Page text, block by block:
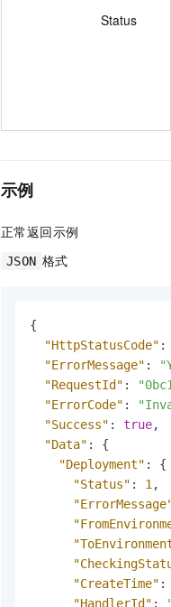
Status
示例
正常返回示例
JSON 格式
{
"HttpStatusCode" :
"ErrorMessage" :
"RequestId" :
"ErrorCode" :
"Success" : true,
"Data" :
{
"Deployment" :
{
"Status" : 1 ,
"CreateTime" :
"HandlerId" :